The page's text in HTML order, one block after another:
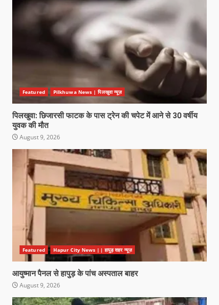
Featured Pilkhuwa News | पिलखुवा न्यूज़
पिलखुवा: छिजारसी फाटक के पास ट्रेन की चपेट में आने से 30 वर्षीय
युवक की मौत
August 9, 2026
Featured Hapur City News || हापुड़ शहर न्यूज़
आयुष्मान पैनल से हापुड़ के पांच अस्पताल बाहर
August 9, 2026